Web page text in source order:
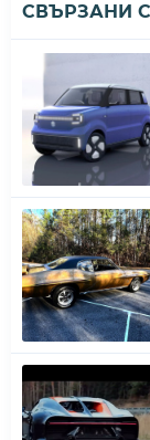
СВЪРЗАНИ